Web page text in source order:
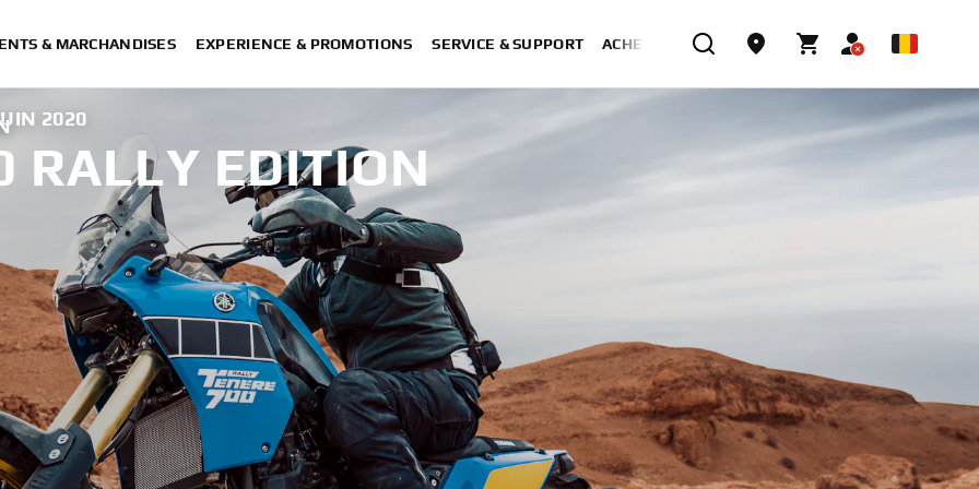
& MARCHANDISES EXPERIENCE & PROMOTIONS SERVICE & SUPPORT ACHETER MAINTENANT
2020
RALLY EDITION